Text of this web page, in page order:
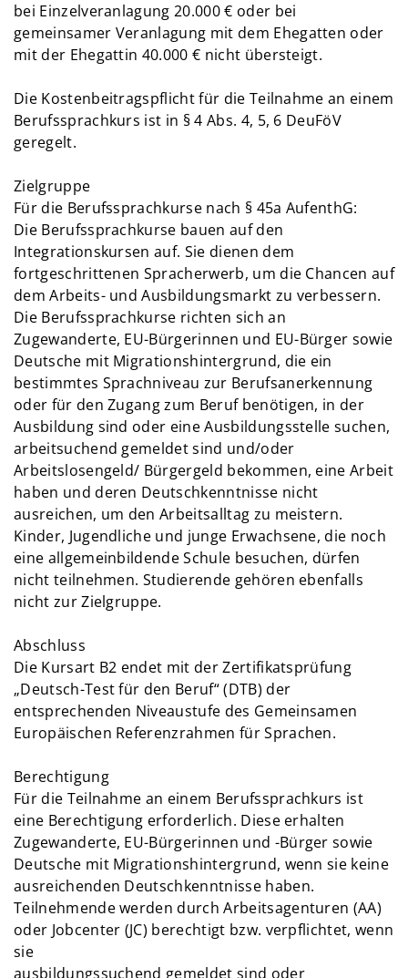
bei Einzelveranlagung 20.000 € oder bei
gemeinsamer Veranlagung mit dem Ehegatten oder
mit der Ehegattin 40.000 € nicht übersteigt.
Die Kostenbeitragspflicht für die Teilnahme an einem
Berufssprachkurs ist in § 4 Abs. 4, 5, 6 DeuFöV
geregelt.
Zielgruppe
Für die Berufssprachkurse nach § 45a AufenthG:
Die Berufssprachkurse bauen auf den
Integrationskursen auf. Sie dienen dem
fortgeschrittenen Spracherwerb, um die Chancen auf
dem Arbeits- und Ausbildungsmarkt zu verbessern.
Die Berufssprachkurse richten sich an
Zugewanderte, EU-Bürgerinnen und EU-Bürger sowie
Deutsche mit Migrationshintergrund, die ein
bestimmtes Sprachniveau zur Berufsanerkennung
oder für den Zugang zum Beruf benötigen, in der
Ausbildung sind oder eine Ausbildungsstelle suchen,
arbeitsuchend gemeldet sind und/oder
Arbeitslosengeld/ Bürgergeld bekommen, eine Arbeit
haben und deren Deutschkenntnisse nicht
ausreichen, um den Arbeitsalltag zu meistern.
Kinder, Jugendliche und junge Erwachsene, die noch
eine allgemeinbildende Schule besuchen, dürfen
nicht teilnehmen. Studierende gehören ebenfalls
nicht zur Zielgruppe.
Abschluss
Die Kursart B2 endet mit der Zertifikatsprüfung
„Deutsch-Test für den Beruf“ (DTB) der
entsprechenden Niveaustufe des Gemeinsamen
Europäischen Referenzrahmen für Sprachen.
Berechtigung
Für die Teilnahme an einem Berufssprachkurs ist
eine Berechtigung erforderlich. Diese erhalten
Zugewanderte, EU-Bürgerinnen und -Bürger sowie
Deutsche mit Migrationshintergrund, wenn sie keine
ausreichenden Deutschkenntnisse haben.
Teilnehmende werden durch Arbeitsagenturen (AA)
oder Jobcenter (JC) berechtigt bzw. verpflichtet, wenn
sie
ausbildungssuchend gemeldet sind oder